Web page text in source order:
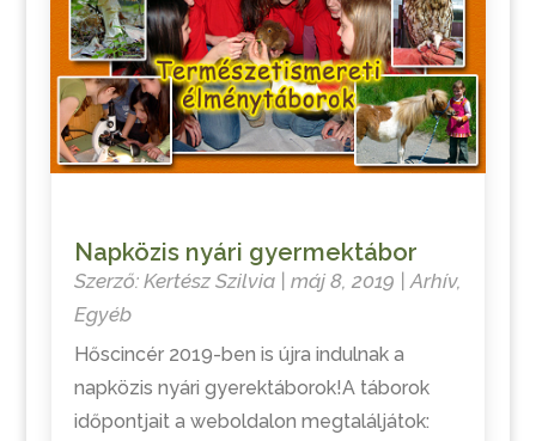
Napközis nyári gyermektábor
Szerző: Kertész Szilvia| máj 8, 2019 | Arhív,
Egyéb
Hőscincér 2019-ben is újra indulnak a
napközis nyári gyerektáborok!A táborok
időpontjait a weboldalon megtaláljátok: